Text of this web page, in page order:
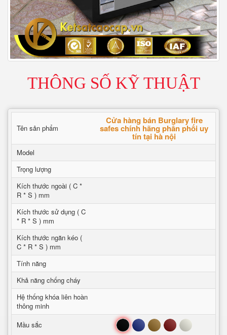
THÔNG SỐ KỸ THUẬT
Tên sản phẩm
Cửa hàng bán Burglary fire
safes chính hãng phân phối uy
tín tại hà nội
Model
Trọng lượng
Kích thước ngoài ( C *
R * S ) mm
Kích thước sử dụng ( C
* R * S ) mm
Kích thước ngăn kéo (
C * R * S ) mm
Tính năng
Khả năng chống cháy
Hệ thống khóa liên hoàn
thông minh
Mầu sắc
Đen Xanh Nâu Đỏ Trắng